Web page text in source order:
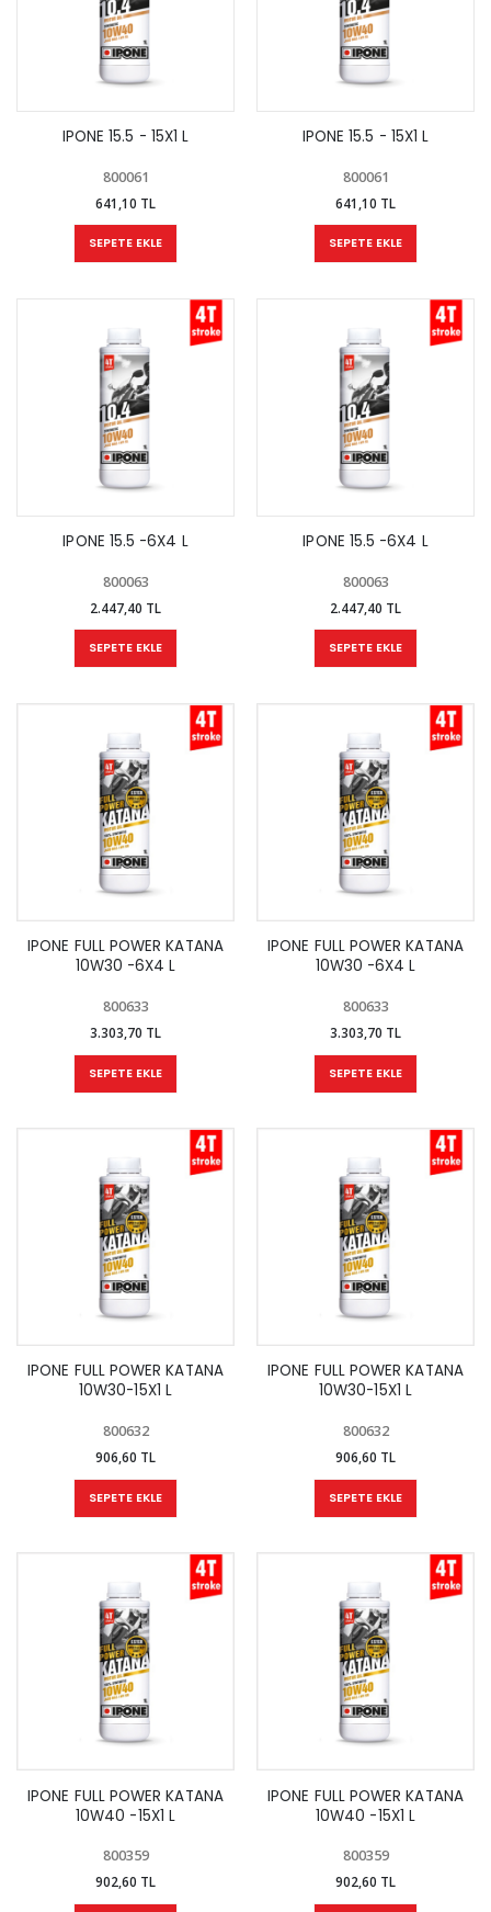
IPONE 15.5 - 15X1 L
800061
641,10 TL
SEPETE EKLE
IPONE 15.5 - 15X1 L
800061
641,10 TL
SEPETE EKLE
IPONE 15.5 -6X4 L
800063
2.447,40 TL
SEPETE EKLE
IPONE 15.5 -6X4 L
800063
2.447,40 TL
SEPETE EKLE
IPONE FULL POWER KATANA
10W30 -6X4 L
800633
3.303,70 TL
SEPETE EKLE
IPONE FULL POWER KATANA
10W30 -6X4 L
800633
3.303,70 TL
SEPETE EKLE
IPONE FULL POWER KATANA
10W30-15X1 L
800632
906,60 TL
SEPETE EKLE
IPONE FULL POWER KATANA
10W30-15X1 L
800632
906,60 TL
SEPETE EKLE
IPONE FULL POWER KATANA
10W40 -15X1 L
800359
902,60 TL
IPONE FULL POWER KATANA
10W40 -15X1 L
800359
902,60 TL